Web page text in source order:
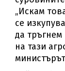
„Искам
се
да
на тази